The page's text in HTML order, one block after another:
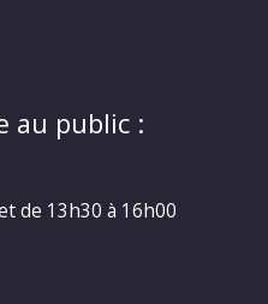
au public :
de 13h30 à 16h00